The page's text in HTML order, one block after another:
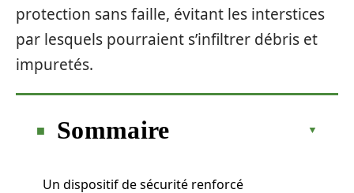
protection sans faille, évitant les interstices
par lesquels pourraient s’infiltrer débris et
impuretés.
Sommaire
Un dispositif de sécurité renforcé